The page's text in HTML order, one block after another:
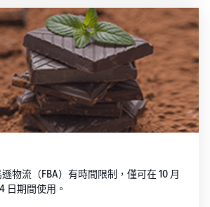
物流（FBA）有時間限制，僅可在 10 月
日期間使用。